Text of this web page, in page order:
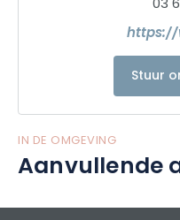
Grand Est
03
Stuur
IN DE OMGEVING
Aanvullende